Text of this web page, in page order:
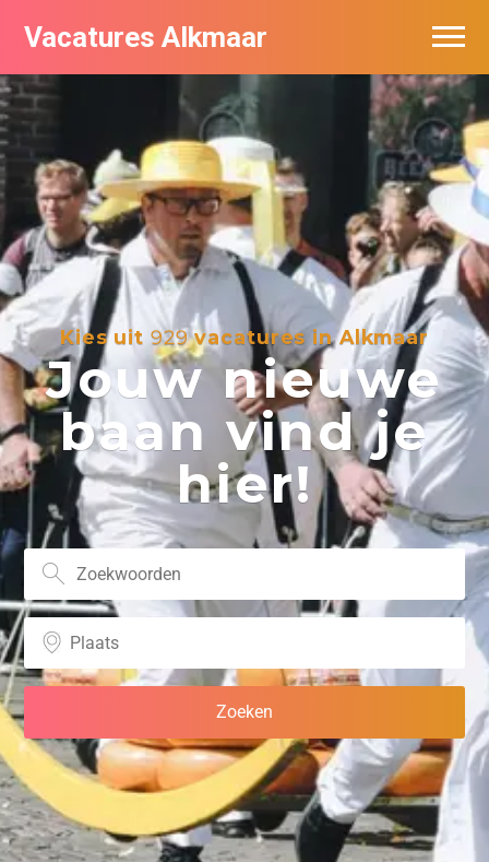
Vacatures Alkmaar
Kies uit 929vacatures in Alkmaar
Jouw nieuwe
baan vind je
hier!
Vacatures per bedrijf
Nieuwsbrief feed